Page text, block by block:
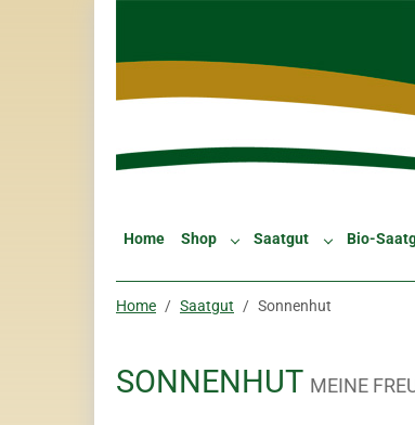
Home Shop Submenu for "Shop"
Saatgut Submenu
Bio-
Home Saatgut Sonnenhut
SONNENHUT MEINE